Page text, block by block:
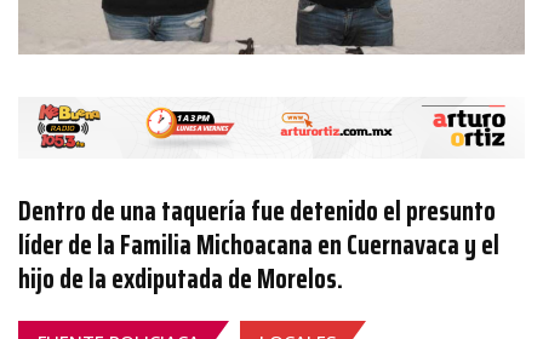
Dentro de una taquería fue detenido el presunto
líder de la Familia Michoacana en Cuernavaca y el
hijo de la exdiputada de Morelos.